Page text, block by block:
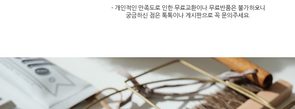
- 개인적인 만족도로 인한 무료교환이나 무료반품은 불가하오니
궁금하신 점은 톡톡이나 게시판으로 꼭 문의주세요.